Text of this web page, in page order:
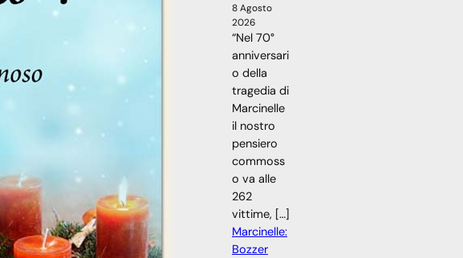
8 Agosto
2026
“Nel 70°
anniversari
o della
tragedia di
Marcinelle
il nostro
pensiero
commoss
o va alle
262
vittime, […]
Marcinelle:
Bozzer